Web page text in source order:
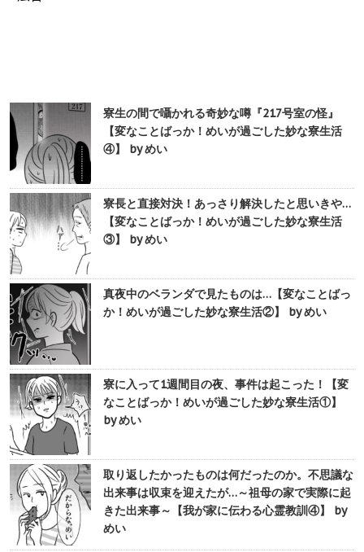
寮生の間で囁かれる奇妙な噂『217号室の怪』
【変なことばっか！めいが過ごした妙な寮生活
④】 by めい
寮長と直接対決！あっさり解決したと思いきや…
【変なことばっか！めいが過ごした妙な寮生活
③】 by めい
真夜中のベランダで見たものは…【変なことばっ
か！めいが過ごした妙な寮生活②】 by めい
寮に入って1週間目の夜、事件は起こった！【変
なことばっか！めいが過ごした妙な寮生活①】
by めい
取り返したかったものは何だったのか。不思議な
出来事は収束を迎えたが…～祖母の家で実際に起
きた出来事～【我が家に伝わる心霊教訓④】 by
めい